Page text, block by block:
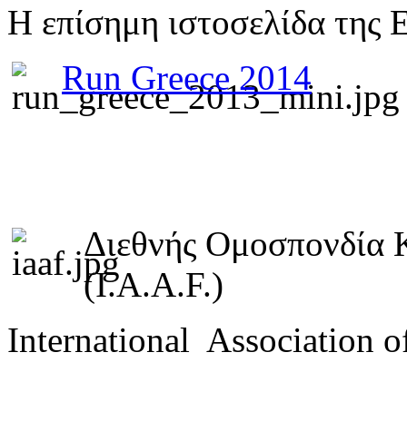
Η επίσημη ιστοσελίδα της
Run Greece 2014
Διεθνής Ομοσπονδία
(I.A.A.F.)
International Association